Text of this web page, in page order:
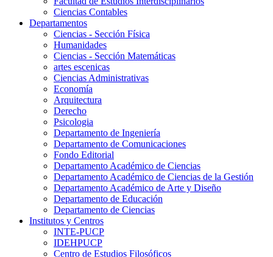
Ciencias Contables
Departamentos
Ciencias - Sección Física
Humanidades
Ciencias - Sección Matemáticas
artes escenicas
Ciencias Administrativas
Economía
Arquitectura
Derecho
Psicologia
Departamento de Ingeniería
Departamento de Comunicaciones
Fondo Editorial
Departamento Académico de Ciencias
Departamento Académico de Ciencias de la Gestión
Departamento Académico de Arte y Diseño
Departamento de Educación
Departamento de Ciencias
Institutos y Centros
INTE-PUCP
IDEHPUCP
Centro de Estudios Filosóficos